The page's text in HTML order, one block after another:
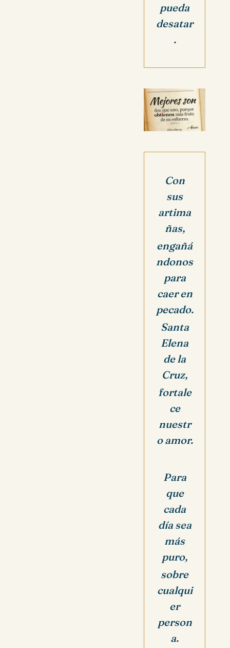
pueda
desatar
.
Con
sus
artima
ñas,
engañá
ndonos
para
caer en
pecado.
Santa
Elena
de la
Cruz,
fortale
ce
nuestr
o amor.
Para
que
cada
día sea
más
puro,
sobre
cualqui
er
person
a.